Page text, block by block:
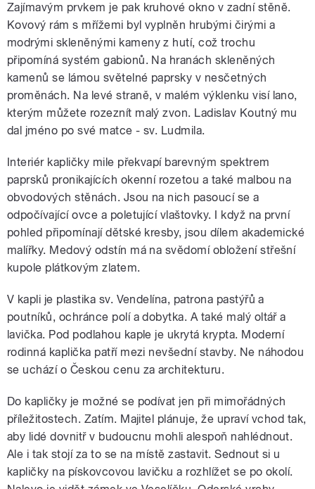
Zajímavým prvkem je pak kruhové okno v zadní stěně.
Kovový rám s mřížemi byl vyplněn hrubými čirými a
modrými skleněnými kameny z hutí, což trochu
připomíná systém gabionů. Na hranách skleněných
kamenů se lámou světelné paprsky v nesčetných
proměnách. Na levé straně, v malém výklenku visí lano,
kterým můžete rozeznít malý zvon. Ladislav Koutný mu
dal jméno po své matce - sv. Ludmila.
Interiér kapličky mile překvapí barevným spektrem
paprsků pronikajících okenní rozetou a také malbou na
obvodových stěnách. Jsou na nich pasoucí se a
odpočívající ovce a poletující vlaštovky. I když na první
pohled připomínají dětské kresby, jsou dílem akademické
malířky. Medový odstín má na svědomí obložení střešní
kupole plátkovým zlatem.
V kapli je plastika sv. Vendelína, patrona pastýřů a
poutníků, ochránce polí a dobytka. A také malý oltář a
lavička. Pod podlahou kaple je ukrytá krypta. Moderní
rodinná kaplička patří mezi nevšední stavby. Ne náhodou
se uchází o Českou cenu za architekturu.
Do kapličky je možné se podívat jen při mimořádných
příležitostech. Zatím. Majitel plánuje, že upraví vchod tak,
aby lidé dovnitř v budoucnu mohli alespoň nahlédnout.
Ale i tak stojí za to se na místě zastavit. Sednout si u
kapličky na pískovcovou lavičku a rozhlížet se po okolí.